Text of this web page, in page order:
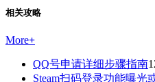
相关攻略
More+
QQ号申请详细步骤指南
Steam扫码登录功能曝光